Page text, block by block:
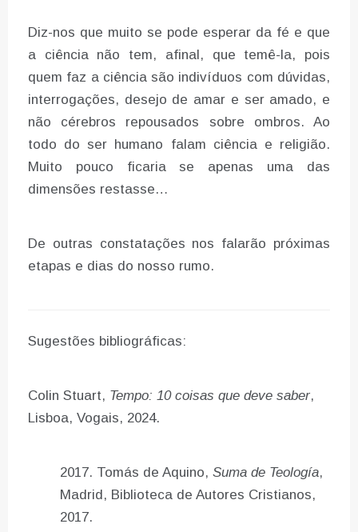
Diz-nos que muito se pode esperar da fé e que
a ciência não tem, afinal, que temê-la, pois
quem faz a ciência são indivíduos com dúvidas,
interrogações, desejo de amar e ser amado, e
não cérebros repousados sobre ombros. Ao
todo do ser humano falam ciência e religião.
Muito pouco ficaria se apenas uma das
dimensões restasse…
De outras constatações nos falarão próximas
etapas e dias do nosso rumo.
Sugestões bibliográficas:
Colin Stuart, Tempo: 10 coisas que deve saber,
Lisboa, Vogais, 2024.
Tomás de Aquino, Suma de Teología,
Madrid, Biblioteca de Autores Cristianos,
2017.